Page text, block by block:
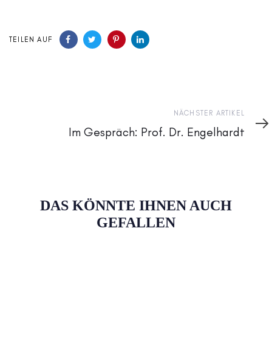
TEILEN AUF
Artikel
NÄCHSTER ARTIKEL
Im Gespräch: Prof. Dr. Engelhardt